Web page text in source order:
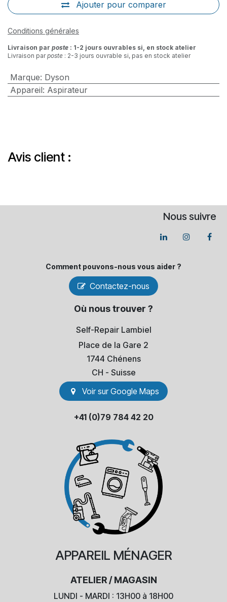
Ajouter pour comparer
Conditions générales
Livraison par poste : 1-2 jours ouvrables si, en stock atelier
Livraison parposte : 2-3 jours ouvrable si, pas en stock atelier
Marque: Dyson
Appareil: Aspirateur
Avis client :
Nous suivre
Comment pouvons-​nous vous aider ?
Contactez-nous
Où nous trouver ?
Self-Repair Lambiel
Place de la Gare 2
1744 Chénens
​CH - Suisse
Voir sur Go​​ogle Maps
+41 (0)79 784 42 20
APPAREIL MÉNAGER
ATELIER / MAGASIN
LUNDI - MARDI : 13H00 à 18H00